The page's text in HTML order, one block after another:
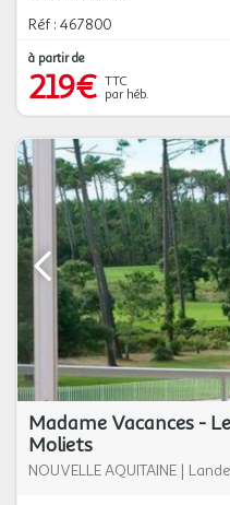
Réf : 467800
à partir de
219€ TTC
par héb.
Madame Vacances -
Moliets
NOUVELLE AQUITAINE |